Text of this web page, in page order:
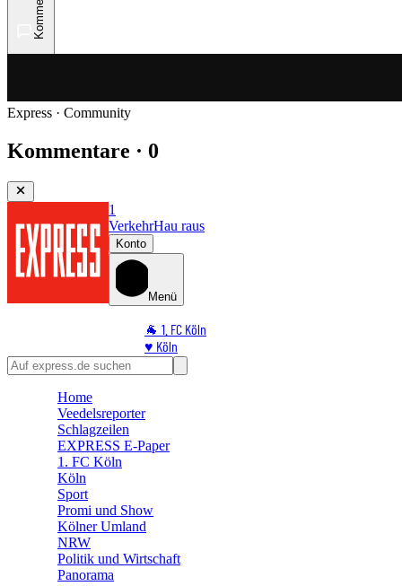
Express · Community
Kommentare · 0
1
VerkehrHau raus
Konto
Menü
🐐 1. FC Köln
♥️ Köln
⭐ Promi
🛒 Shoppingwelt
Home
Veedelsreporter
Schlagzeilen
EXPRESS E-Paper
1. FC Köln
Köln
Sport
Promi und Show
Kölner Umland
NRW
Politik und Wirtschaft
Panorama